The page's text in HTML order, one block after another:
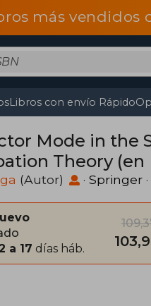
más vendidos
Libros con envío Rápido
Mode in the
Theory (en
(Autor) · Springer
a 17 días háb.